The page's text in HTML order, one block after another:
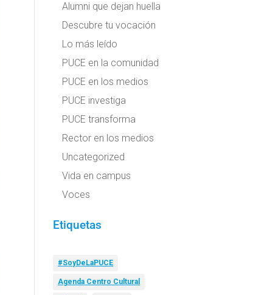
Alumni que dejan huella
Descubre tu vocación
Lo más leído
PUCE en la comunidad
PUCE en los medios
PUCE investiga
PUCE transforma
Rector en los medios
Uncategorized
Vida en campus
Voces
Etiquetas
#SoyDeLaPUCE
Agenda Centro Cultural